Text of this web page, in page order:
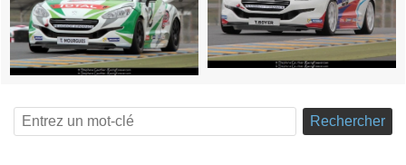
Rechercher